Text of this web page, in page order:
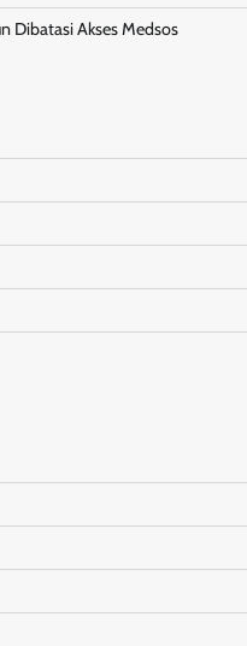
Dibatasi Akses Medsos